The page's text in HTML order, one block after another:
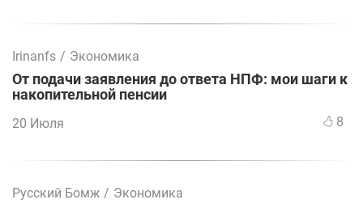
Irinanfs / Экономика
От подачи заявления до ответа НПФ: мои шаги к
накопительной пенсии
20 Июля 8
Русский Бомж / Экономика